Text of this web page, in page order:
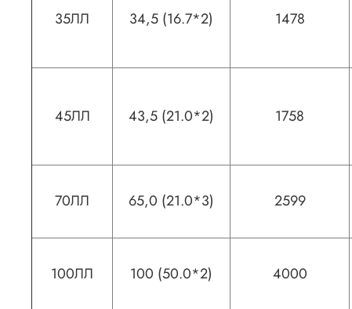
35ЛЛ 34,5 (16.7*2) 1478
45ЛЛ 43,5 (21.0*2) 1758
70ЛЛ 65,0 (21.0*3) 2599
100ЛЛ 100 (50.0*2) 4000